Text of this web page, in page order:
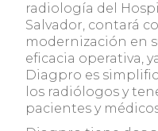
radiología del
Salvador, contará
modernización en
eficacia operativa,
Diagpro es
los radiólogos y
pacientes y